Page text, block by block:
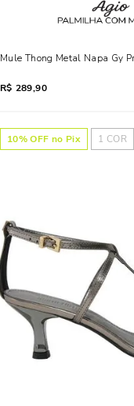
Mule Thong Metal Napa Gy
R$ 289,90
10% OFF no Pix 1 COR